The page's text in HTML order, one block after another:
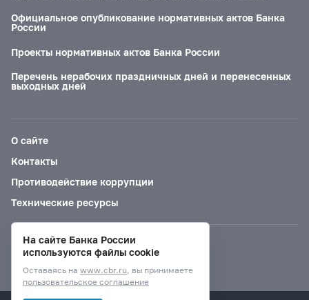
Официальное опубликование нормативных актов Банка
России
Проекты нормативных актов Банка России
Перечень нерабочих праздничных дней и перенесенных
выходных дней
О сайте
Контакты
Противодействие коррупции
Технические ресурсы
Версия для слабовидящих
На сайте Банка России
используются файлы cookie
Оставаясь на www.cbr.ru, вы принимаете
пользовательское соглашение